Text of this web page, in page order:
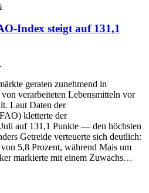
Index steigt auf 131,1
geraten zunehmend in
verarbeiteten Lebensmitteln vor
Laut Daten der
kletterte der
auf 131,1 Punkte — den höchsten
Getreide verteuerte sich deutlich:
5,8 Prozent, während Mais um
markierte mit einem Zuwachs…